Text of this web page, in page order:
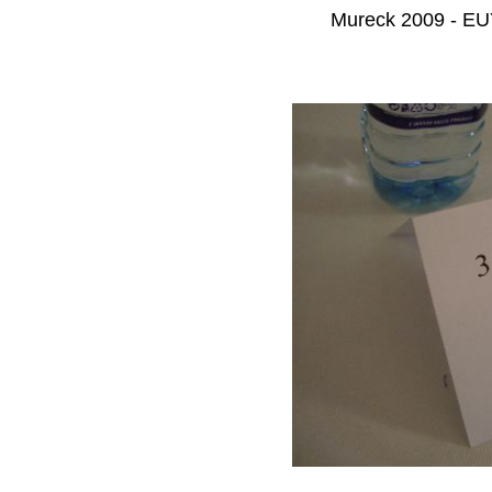
Mureck 2009 -